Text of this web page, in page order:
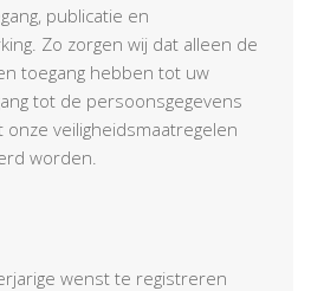
publicatie en
Zo zorgen wij dat alleen de
toegang hebben tot uw
tot de persoonsgegevens
veiligheidsmaatregelen
worden.
wenst te registreren